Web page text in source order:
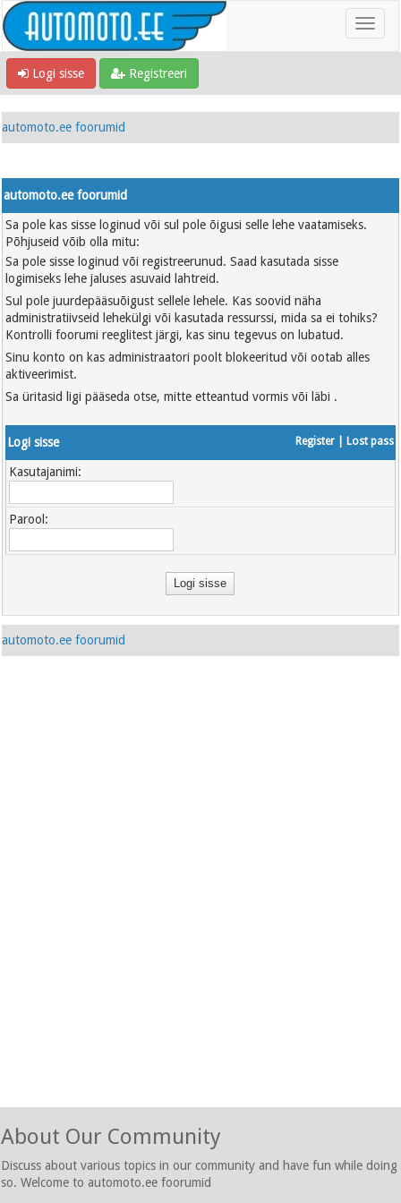
Logi sisse Registreeri
automoto.ee foorumid
automoto.ee foorumid
Sa pole kas sisse loginud või sul pole õigusi selle lehe vaatamiseks.
Põhjuseid võib olla mitu:
Sa pole sisse loginud või registreerunud. Saad kasutada sisse
logimiseks lehe jaluses asuvaid lahtreid.
Sul pole juurdepääsuõigust sellele lehele. Kas soovid näha
administratiivseid lehekülgi või kasutada ressurssi, mida sa ei tohiks?
Kontrolli foorumi reeglitest järgi, kas sinu tegevus on lubatud.
Sinu konto on kas administraatori poolt blokeeritud või ootab alles
aktiveerimist.
Sa üritasid ligi pääseda otse, mitte etteantud vormis või läbi .
Logi sisse Register| Lost pass
Kasutajanimi:
Parool:
automoto.ee foorumid
About Our Community
Discuss about various topics in our community and have fun while doing
so. Welcome to automoto.ee foorumid